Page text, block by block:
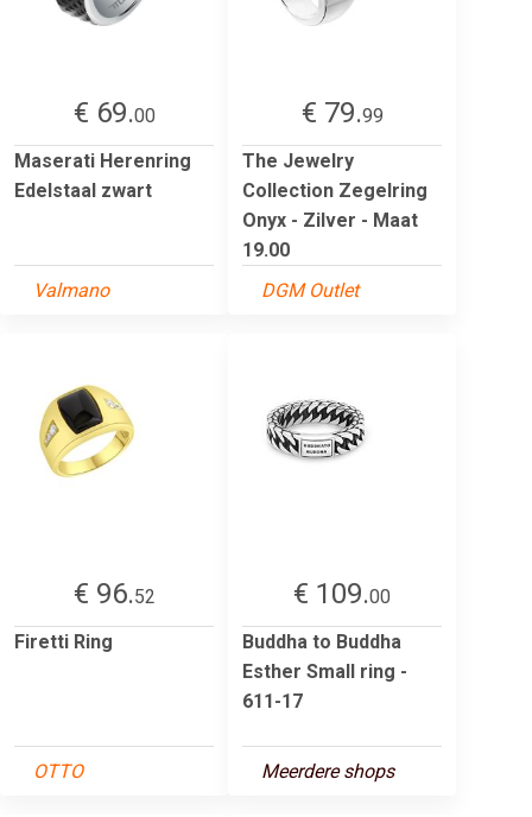
€ 69.00
Maserati Herenring
Edelstaal zwart
Valmano
€ 79.99
The Jewelry
Collection Zegelring
Onyx - Zilver - Maat
19.00
DGM Outlet
€ 96.52
Firetti Ring
OTTO
€ 109.00
Buddha to Buddha
Esther Small ring -
611-17
Meerdere shops